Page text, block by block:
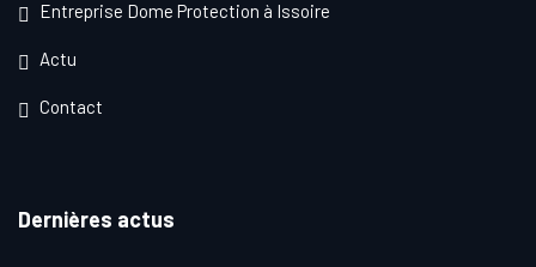
Entreprise Dome Protection à Issoire
Actu
Contact
Dernières actus